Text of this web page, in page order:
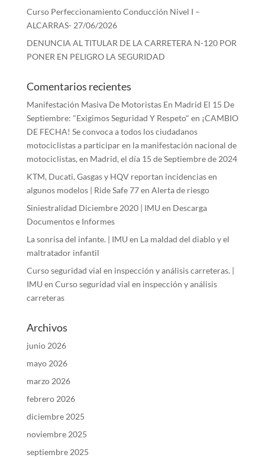
Curso Perfeccionamiento Conducción Nivel I –
ALCARRAS- 27/06/2026
DENUNCIA AL TITULAR DE LA CARRETERA N-120 POR
PONER EN PELIGRO LA SEGURIDAD
Comentarios recientes
Manifestación Masiva De Motoristas En Madrid El 15 De
Septiembre: "Exigimos Seguridad Y Respeto" en ¡CAMBIO
DE FECHA! Se convoca a todos los ciudadanos
motociclistas a participar en la manifestación nacional de
motociclistas, en Madrid, el día 15 de Septiembre de 2024
KTM, Ducati, Gasgas y HQV reportan incidencias en
algunos modelos | Ride Safe 77en Alerta de riesgo
Siniestralidad Diciembre 2020 | IMU en Descarga
Documentos e Informes
La sonrisa del infante. | IMU en La maldad del diablo y el
maltratador infantil
Curso seguridad vial en inspección y análisis carreteras. |
IMU en Curso seguridad vial en inspección y análisis
carreteras
Archivos
junio 2026
mayo 2026
marzo 2026
febrero 2026
diciembre 2025
noviembre 2025
septiembre 2025